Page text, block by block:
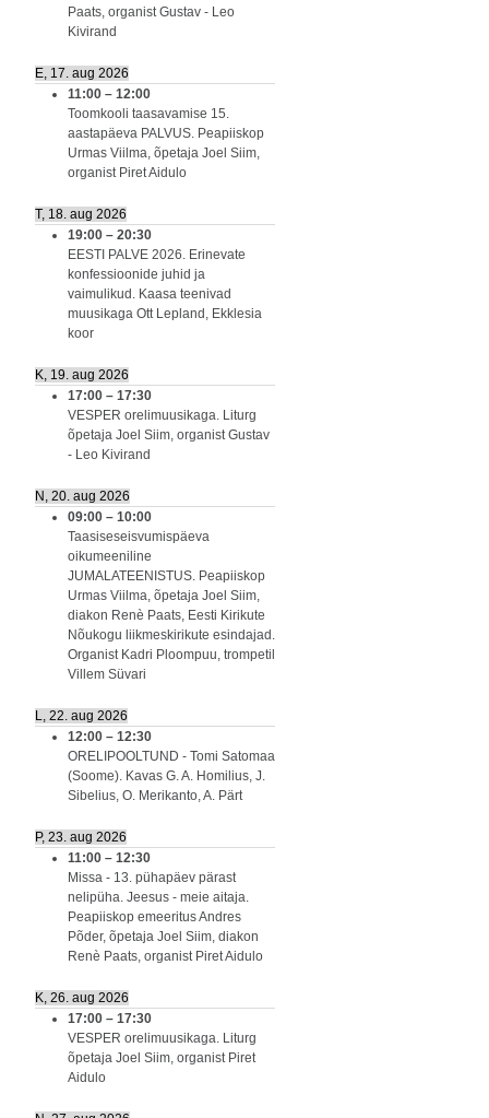
Paats, organist Gustav - Leo
Kivirand
E, 17. aug 2026
11:00 – 12:00
Toomkooli taasavamise 15.
aastapäeva PALVUS. Peapiiskop
Urmas Viilma, õpetaja Joel Siim,
organist Piret Aidulo
T, 18. aug 2026
19:00 – 20:30
EESTI PALVE 2026. Erinevate
konfessioonide juhid ja
vaimulikud. Kaasa teenivad
muusikaga Ott Lepland, Ekklesia
koor
K, 19. aug 2026
17:00 – 17:30
VESPER orelimuusikaga. Liturg
õpetaja Joel Siim, organist Gustav
- Leo Kivirand
N, 20. aug 2026
09:00 – 10:00
Taasiseseisvumispäeva
oikumeeniline
JUMALATEENISTUS. Peapiiskop
Urmas Viilma, õpetaja Joel Siim,
diakon Renè Paats, Eesti Kirikute
Nõukogu liikmeskirikute esindajad.
Organist Kadri Ploompuu, trompetil
Villem Süvari
L, 22. aug 2026
12:00 – 12:30
ORELIPOOLTUND - Tomi Satomaa
(Soome). Kavas G. A. Homilius, J.
Sibelius, O. Merikanto, A. Pärt
P, 23. aug 2026
11:00 – 12:30
Missa - 13. pühapäev pärast
nelipüha. Jeesus - meie aitaja.
Peapiiskop emeeritus Andres
Põder, õpetaja Joel Siim, diakon
Renè Paats, organist Piret Aidulo
K, 26. aug 2026
17:00 – 17:30
VESPER orelimuusikaga. Liturg
õpetaja Joel Siim, organist Piret
Aidulo